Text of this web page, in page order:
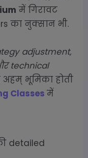
में गिरावट
का नुक्सान भी.
adjustment,
technical
अहम् भूमिका होती
Classes में
detailed